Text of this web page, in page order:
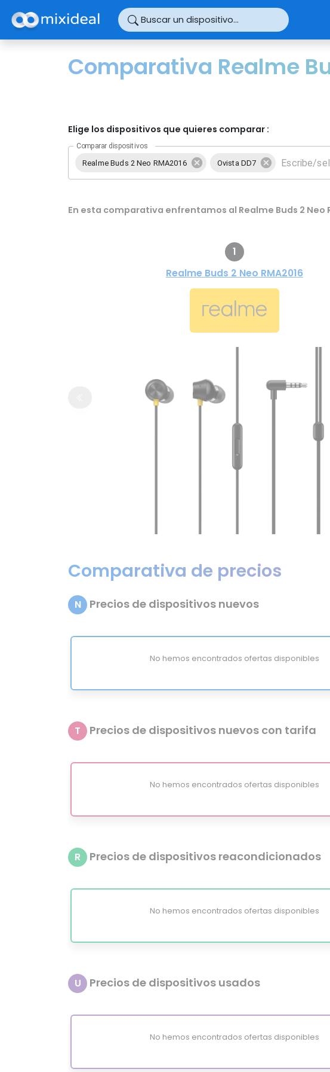
Buscar un dispositivo...
Comparativa Realme
Elige los dispositivos que quieres comparar :
Comparar dispositivos
Realme Buds 2 Neo RMA2016 Ovista DD7
En esta comparativa enfrentamos al Realme Buds 2 Neo
1
Realme Buds 2 Neo RMA2016
Comparativa de precios
N Precios de dispositivos nuevos
No hemos encontrados ofertas disponibles
T Precios de dispositivos nuevos con tarifa
No hemos encontrados ofertas disponibles
R Precios de dispositivos reacondicionados
No hemos encontrados ofertas disponibles
U Precios de dispositivos usados
No hemos encontrados ofertas disponibles